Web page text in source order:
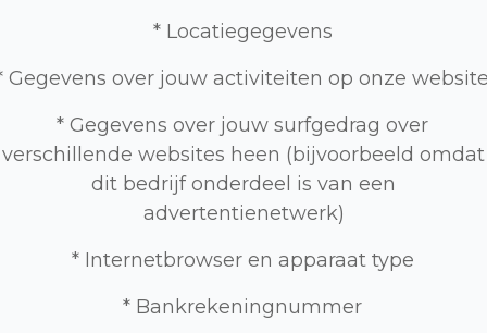
* Locatiegegevens
Gegevens over jouw activiteiten op onze
* Gegevens over jouw surfgedrag over
verschillende websites heen (bijvoorbeeld omdat
dit bedrijf onderdeel is van een
advertentienetwerk)
* Internetbrowser en apparaat type
* Bankrekeningnummer